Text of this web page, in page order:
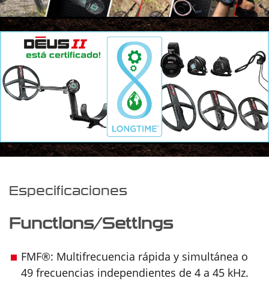
Especificaciones
Functions/Settings
FMF®: Multifrecuencia rápida y simultánea o
49 frecuencias independientes de 4 a 45 kHz.